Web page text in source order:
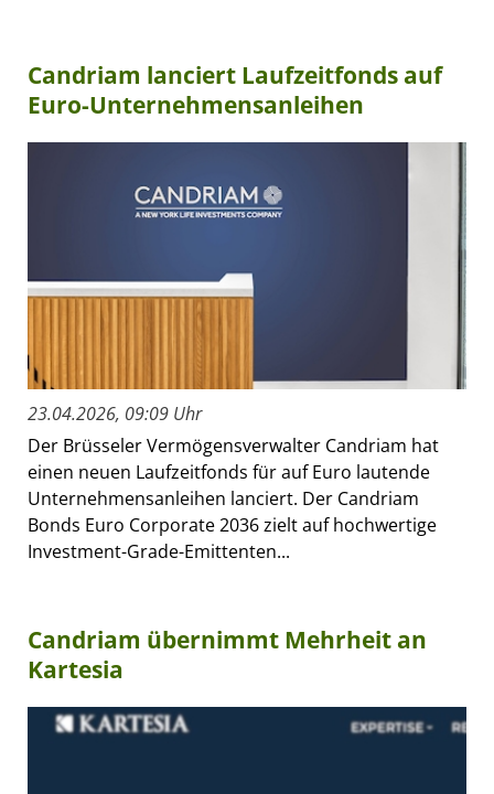
Candriam lanciert Laufzeitfonds auf
Euro-Unternehmensanleihen
23.04.2026, 09:09 Uhr
Der Brüsseler Vermögensverwalter Candriam hat
einen neuen Laufzeitfonds für auf Euro lautende
Unternehmensanleihen lanciert. Der Candriam
Bonds Euro Corporate 2036 zielt auf hochwertige
Investment-Grade-Emittenten...
Candriam übernimmt Mehrheit an
Kartesia